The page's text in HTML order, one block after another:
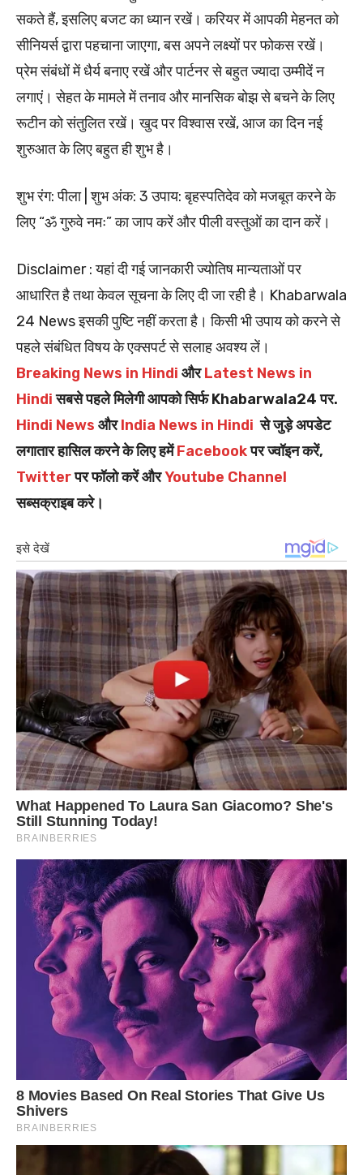
सकते हैं, इसलिए बजट का ध्यान रखें। करियर में आपकी मेहनत को
सीनियर्स द्वारा पहचाना जाएगा, बस अपने लक्ष्यों पर फोकस रखें।
प्रेम संबंधों में धैर्य बनाए रखें और पार्टनर से बहुत ज्यादा उम्मीदें न
लगाएं। सेहत के मामले में तनाव और मानसिक बोझ से बचने के लिए
रूटीन को संतुलित रखें। खुद पर विश्वास रखें, आज का दिन नई
शुरुआत के लिए बहुत ही शुभ है।
शुभ रंग: पीला | शुभ अंक: 3 उपाय: बृहस्पतिदेव को मजबूत करने के
लिए “ॐ गुरुवे नमः” का जाप करें और पीली वस्तुओं का दान करें।
Disclaimer : यहां दी गई जानकारी ज्योतिष मान्यताओं पर
आधारित है तथा केवल सूचना के लिए दी जा रही है। Khabarwala
24 News इसकी पुष्टि नहीं करता है। किसी भी उपाय को करने से
पहले संबंधित विषय के एक्सपर्ट से सलाह अवश्य लें।
Breaking News in Hindi औरLatest News in
Hindiसबसे पहले मिलेगी आपको सिर्फ Khabarwala24 पर.
Hindi News औरIndia News in Hindi से जुड़े अपडेट
लगातार हासिल करने के लिए हमेंFacebookपर ज्वॉइन करें,
Twitterपर फॉलो करें औरYoutube Channel
सब्सक्राइब करे।